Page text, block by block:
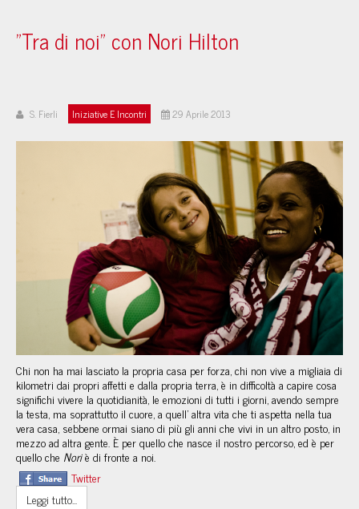
"Tra di noi" con Nori Hilton
S. Fierli Iniziative E Incontri 29 Aprile 2013
Chi non ha mai lasciato la propria casa per forza, chi non vive a migliaia di
kilometri dai propri affetti e dalla propria terra, è in difficoltà a capire cosa
significhi vivere la quotidianità, le emozioni di tutti i giorni, avendo sempre
la testa, ma soprattutto il cuore, a quell’ altra vita che ti aspetta nella tua
vera casa, sebbene ormai siano di più gli anni che vivi in un altro posto, in
mezzo ad altra gente. È per quello che nasce il nostro percorso, ed è per
quello che Noriè di fronte a noi.
Twitter
Leggi tutto...